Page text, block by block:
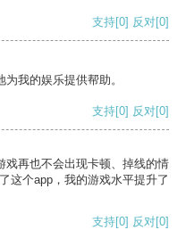
支持[0] 反对[0]
我的娱乐提供帮助。
支持[0] 反对[0]
戏再也不会出现卡顿、掉线的情
这个app，我的游戏水平提升了
支持[0] 反对[0]